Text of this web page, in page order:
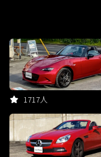
1717人